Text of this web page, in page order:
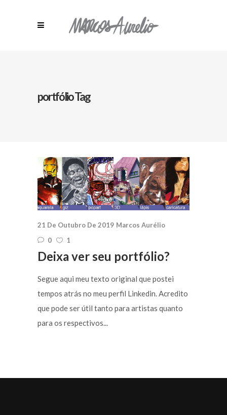
portfólio Tag
21 De Outubro De 2019 Marcos Aurélio
0
1
Deixa ver seu portfólio?
Segue aqui meu texto original que postei
tempos atrás no meu perfil Linkedin. Acredito
que pode ser útil tanto para artistas quanto
para os respectivos...